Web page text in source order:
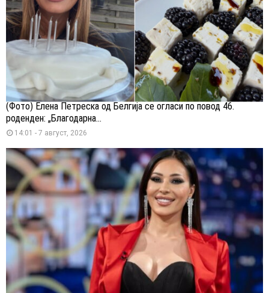
(Фото) Елена Петреска од Белгија се огласи по повод 46.
роденден: „Благодарна...
14:01 - 7 август, 2026